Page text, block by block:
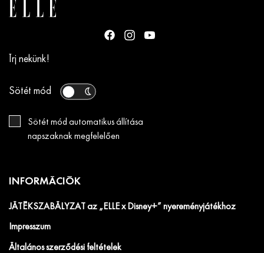
Írj nekünk!
Sötét mód
Sötét mód automatikus állítása
napszaknak megfelelően
INFORMÁCIÓK
JÁTÉKSZABÁLYZAT az „ELLE x Disney+” nyereményjátékhoz
Impresszum
Általános szerződési feltételek